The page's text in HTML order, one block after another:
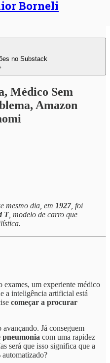
Borneli
no Substack
Médico Sem
Amazon
mesmo dia, em 1927, foi
T, modelo de carro que
exames, um experiente médico
a inteligência artificial está
começar a procurar
avançando. Já conseguem
pneumonia com uma rapidez
será que isso significa que a